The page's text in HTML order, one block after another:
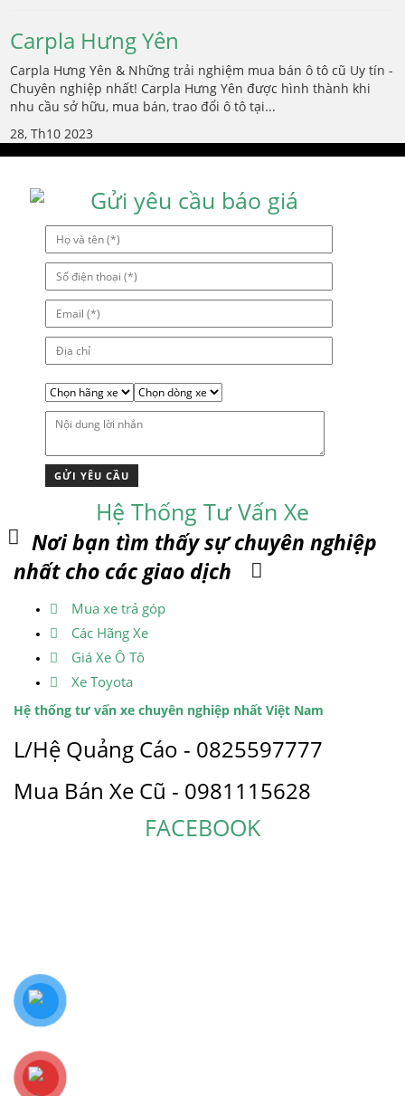
Carpla Hưng Yên
Carpla Hưng Yên & Những trải nghiệm mua bán ô tô cũ Uy tín -
Chuyên nghiệp nhất! Carpla Hưng Yên được hình thành khi
nhu cầu sở hữu, mua bán, trao đổi ô tô tại...
28, Th10 2023
Gửi yêu cầu báo giá
Hệ Thống Tư Vấn Xe
Nơi bạn tìm thấy sự chuyên nghiệp
nhất cho các giao dịch
Mua xe trả góp
Các Hãng Xe
Giá Xe Ô Tô
Xe Toyota
Hệ thống tư vấn xe chuyên nghiệp nhất Việt Nam
L/Hệ Quảng Cáo - 0825597777
Mua Bán Xe Cũ - 0981115628
FACEBOOK